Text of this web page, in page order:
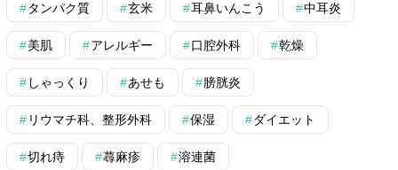
タンパク質 玄米 耳鼻いんこう 中耳炎
美肌 アレルギー 口腔外科 乾燥
しゃっくり あせも 膀胱炎
リウマチ科、整形外科 保湿 ダイエット
切れ痔 蕁麻疹 溶連菌